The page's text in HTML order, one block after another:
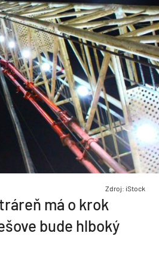
Zdroj: iStock
má o krok
bude hlboký